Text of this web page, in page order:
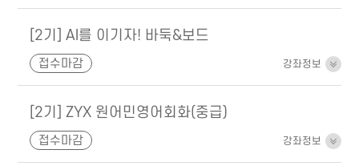
[2기] AI를 이기자! 바둑&보드
접수마감 강좌정보
[2기] ZYX 원어민영어회화(중급)
접수마감 강좌정보